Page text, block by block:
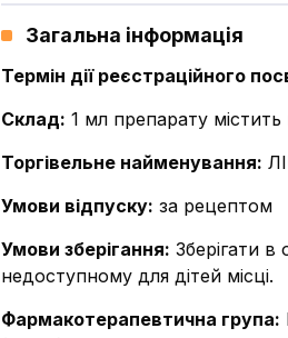
Загальна інформація
Термін дії реєстраційного
Склад: 1 мл препарату
Торгівельне найменування:
Умови відпуску: за рецептом
Умови зберігання: Зберігати
недоступному для дітей місці.
Фармакотерапевтична група: